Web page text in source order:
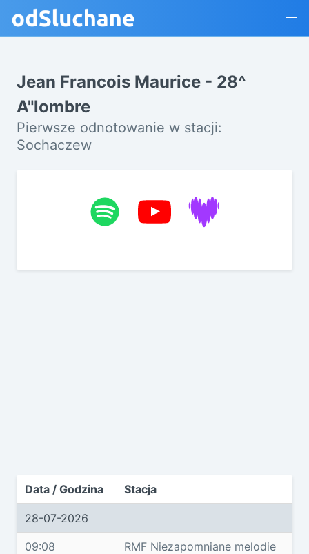
Jean Francois Maurice - 28^
A"lombre
Pierwsze odnotowanie w stacji:
Sochaczew
Data / Godzina Stacja
28-07-2026
09:08 RMF Niezapomniane melodie